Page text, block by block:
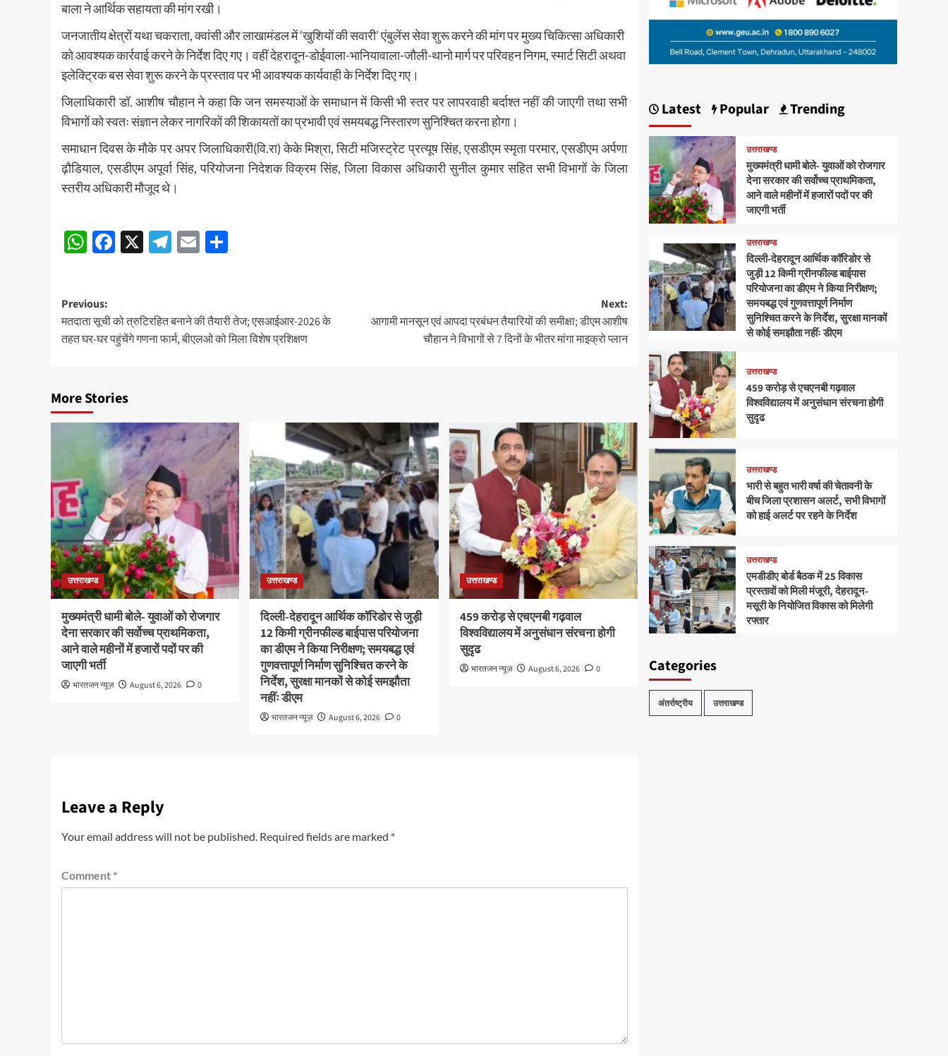
बाला ने आर्थिक सहायता की मांग रखी।
जनजातीय क्षेत्रों यथा चकराता, क्वांसी और लाखामंडल में ‘खुशियों की सवारी’ एंबुलेंस सेवा शुरू करने की मांग पर मुख्य चिकित्सा अधिकारी
को आवश्यक कार्रवाई करने के निर्देश दिए गए। वहीं देहरादून-डोईवाला-भानियावाला-जौली-थानो मार्ग पर परिवहन निगम, स्मार्ट सिटी अथवा
इलेक्ट्रिक बस सेवा शुरू करने के प्रस्ताव पर भी आवश्यक कार्यवाही के निर्देश दिए गए।
जिलाधिकारी डॉ. आशीष चौहान ने कहा कि जन समस्याओं के समाधान में किसी भी स्तर पर लापरवाही बर्दाश्त नहीं की जाएगी तथा सभी
विभागों को स्वतः संज्ञान लेकर नागरिकों की शिकायतों का प्रभावी एवं समयबद्ध निस्तारण सुनिश्चित करना होगा।
समाधान दिवस के मौके पर अपर जिलाधिकारी(वि.रा) केके मिश्रा, सिटी मजिस्ट्रेट प्रत्यूष सिंह, एसडीएम स्मृता परमार, एसडीएम अर्पणा
ढ़ौडियाल, एसडीएम अपूर्वा सिंह, परियोजना निदेशक विक्रम सिंह, जिला विकास अधिकारी सुनील कुमार सहित सभी विभागों के जिला
स्तरीय अधिकारी मौजूद थे।
Post
navigation
WhatsApp
Facebook
X Telegram
Email
Post
navigation
Previous:
मतदाता सूची को त्रुटिरहित बनाने की तैयारी तेज; एसआईआर-2026 के
तहत घर-घर पहुंचेंगे गणना फार्म, बीएलओ को मिला विशेष प्रशिक्षण
Next:
आगामी मानसून एवं आपदा प्रबंधन तैयारियों की समीक्षा; डीएम आशीष
चौहान ने विभागों से 7 दिनों के भीतर मांगा माइक्रो प्लान
More Stories
उत्तराखण्ड
मुख्यमंत्री धामी बोले- युवाओं को रोजगार
देना सरकार की सर्वोच्च प्राथमिकता,
आने वाले महीनों में हजारों पदों पर की
जाएगी भर्ती
भारतजन न्यूज़ August 6, 2026 0
उत्तराखण्ड
दिल्ली-देहरादून आर्थिक कॉरिडोर से जुड़ी
12 किमी ग्रीनफील्ड बाईपास परियोजना
का डीएम ने किया निरीक्षण; समयबद्ध एवं
गुणवत्तापूर्ण निर्माण सुनिश्चित करने के
निर्देश, सुरक्षा मानकों से कोई समझौता
नहींः डीएम
भारतजन न्यूज़ August 6, 2026 0
उत्तराखण्ड
459 करोड़ से एचएनबी गढ़वाल
विश्वविद्यालय में अनुसंधान संरचना होगी
सुदृढ
भारतजन न्यूज़ August 6, 2026 0
Leave a Reply
Your email address will not be published. Required fields are marked *
Comment *
Latest Popular Trending
उत्तराखण्ड
मुख्यमंत्री धामी बोले- युवाओं को रोजगार
देना सरकार की सर्वोच्च प्राथमिकता,
आने वाले महीनों में हजारों पदों पर की
जाएगी भर्ती
उत्तराखण्ड
दिल्ली-देहरादून आर्थिक कॉरिडोर से
जुड़ी 12 किमी ग्रीनफील्ड बाईपास
परियोजना का डीएम ने किया निरीक्षण;
समयबद्ध एवं गुणवत्तापूर्ण निर्माण
सुनिश्चित करने के निर्देश, सुरक्षा मानकों
से कोई समझौता नहींः डीएम
उत्तराखण्ड
459 करोड़ से एचएनबी गढ़वाल
विश्वविद्यालय में अनुसंधान संरचना होगी
सुदृढ
उत्तराखण्ड
भारी से बहुत भारी वर्षा की चेतावनी के
बीच जिला प्रशासन अलर्ट, सभी विभागों
को हाई अलर्ट पर रहने के निर्देश
उत्तराखण्ड
एमडीडीए बोर्ड बैठक में 25 विकास
प्रस्तावों को मिली मंजूरी, देहरादून-
मसूरी के नियोजित विकास को मिलेगी
रफ्तार
Categories
अंतर्राष्ट्रीय उत्तराखण्ड